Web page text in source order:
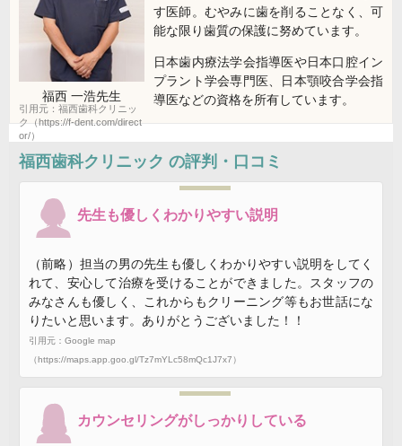
福西 一浩先生
引用元：福西歯科クリニッ
ク（https://f-dent.com/direct
or/）
す医師。むやみに歯を削ることなく、可
能な限り歯質の保護に努めています。
日本歯内療法学会指導医や日本口腔イン
プラント学会専門医、日本顎咬合学会指
導医などの資格を所有しています。
福西歯科クリニック の評判・口コミ
先生も優しくわかりやすい説明
（前略）担当の男の先生も優しくわかりやすい説明をしてく
れて、安心して治療を受けることができました。スタッフの
みなさんも優しく、これからもクリーニング等もお世話にな
りたいと思います。ありがとうございました！！
引用元：Google map
（https://maps.app.goo.gl/Tz7mYLc58mQc1J7x7）
カウンセリングがしっかりしている